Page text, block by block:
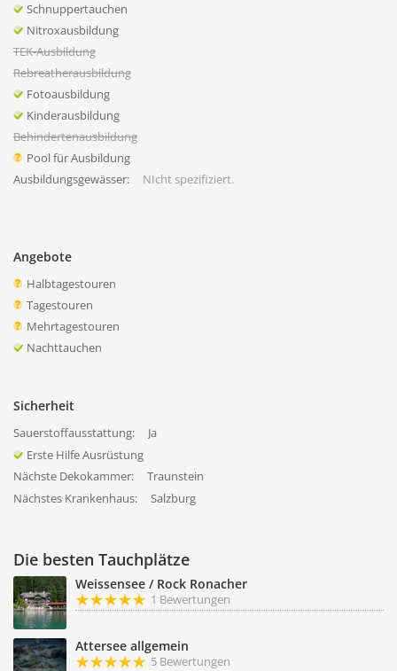
Schnuppertauchen
Nitroxausbildung
TEK-Ausbildung
Rebreatherausbildung
Fotoausbildung
Kinderausbildung
Behindertenausbildung
Pool für Ausbildung
Ausbildungsgewässer:
NIcht spezifiziert.
Angebote
Halbtagestouren
Tagestouren
Mehrtagestouren
Nachttauchen
Sicherheit
Sauerstoffausstattung:
Ja
Erste Hilfe Ausrüstung
Nächste Dekokammer:
Traunstein
Nächstes Krankenhaus:
Salzburg
Die besten Tauchplätze
Weissensee / Rock Ronacher
1 Bewertungen
Attersee allgemein
5 Bewertungen